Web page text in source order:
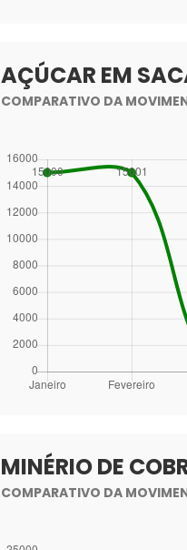
AÇÚCAR EM
COMPARATIVO DA
MINÉRIO DE
COMPARATIVO DA